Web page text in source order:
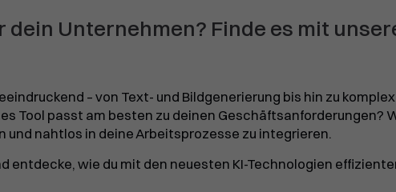
dein Unternehmen? Finde es mit
– von Text- und Bildgenerierung bis hin zu
Tool passt am besten zu deinen Geschäftsanforderungen?
und nahtlos in deine Arbeitsprozesse zu integrieren.
entdecke, wie du mit den neuesten KI-Technologien